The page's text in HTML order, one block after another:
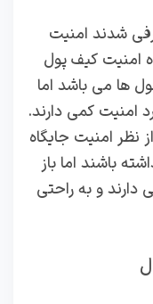
شدند امنیت
امنیت کیف پول
ها می باشد اما
امنیت کمی دارند.
امنیت جایگاه
باشند اما باز
دارند و به راحتی